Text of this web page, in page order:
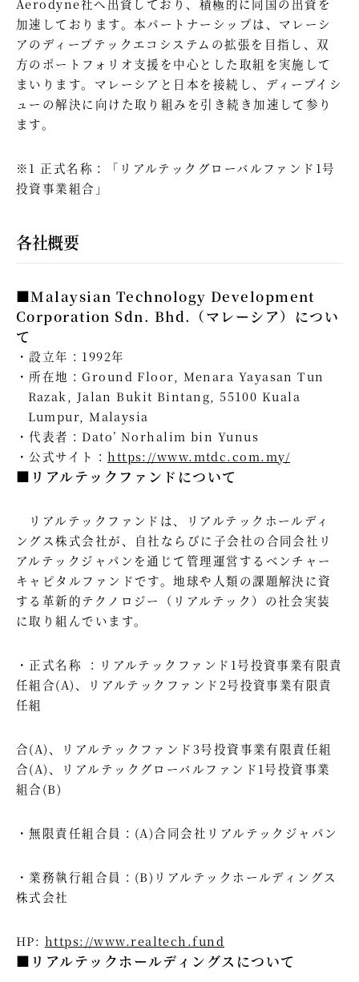
Aerodyne社へ出資しており、積極的に同国の出資を
加速しております。本パートナーシップは、マレーシ
アのディープテックエコシステムの拡張を目指し、双
方のポートフォリオ支援を中心とした取組を実施して
まいります。マレーシアと日本を接続し、ディープイシ
ューの解決に向けた取り組みを引き続き加速して参り
ます。
※1 正式名称：「リアルテックグローバルファンド1号
投資事業組合」
各社概要
■Malaysian Technology Development
Corporation Sdn. Bhd.（マレーシア）につい
て
設立年：1992年
所在地：Ground Floor, Menara Yayasan Tun
Razak, Jalan Bukit Bintang, 55100 Kuala
Lumpur, Malaysia
代表者：Dato’ Norhalim bin Yunus
公式サイト：https://www.mtdc.com.my/
■リアルテックファンドについて
リアルテックファンドは、リアルテックホールディ
ングス株式会社が、自社ならびに子会社の合同会社リ
アルテックジャパンを通じて管理運営するベンチャー
キャピタルファンドです。地球や人類の課題解決に資
する革新的テクノロジー（リアルテック）の社会実装
に取り組んでいます。
・正式名称 ：リアルテックファンド1号投資事業有限責
任組合(A)、リアルテックファンド2号投資事業有限責
任組
合(A)、リアルテックファンド3号投資事業有限責任組
合(A)、リアルテックグローバルファンド1号投資事業
組合(B)
・無限責任組合員：(A)合同会社リアルテックジャパン
・業務執行組合員：(B)リアルテックホールディングス
株式会社
HP: https://www.realtech.fund
■リアルテックホールディングスについて